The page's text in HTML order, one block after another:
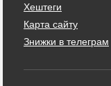
Хештеги
Карта сайту
Знижки в телеграм